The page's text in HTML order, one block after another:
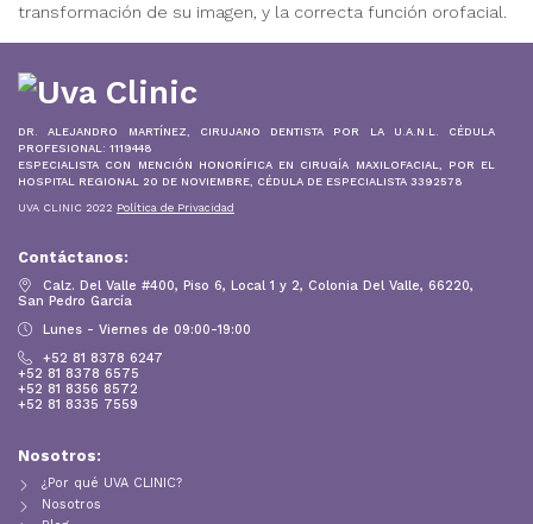
transformación de su imagen, y la correcta función orofacial.
DR. ALEJANDRO MARTÍNEZ, CIRUJANO DENTISTA POR LA U.A.N.L. CÉDULA
PROFESIONAL: 1119448
ESPECIALISTA CON MENCIÓN HONORÍFICA EN CIRUGÍA MAXILOFACIAL, POR EL
HOSPITAL REGIONAL 20 DE NOVIEMBRE, CÉDULA DE ESPECIALISTA 3392578
UVA CLINIC 2022 Política de Privacidad
Contáctanos:
Calz. Del Valle #400, Piso 6, Local 1 y 2, Colonia Del Valle, 66220,
San Pedro García
Lunes - Viernes de 09:00-19:00
+52 81 8378 6247
+52 81 8378 6575
+52 81 8356 8572
+52 81 8335 7559
Nosotros:
¿Por qué UVA CLINIC?
Nosotros